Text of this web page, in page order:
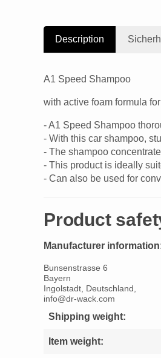
Description
A1 Speed Shampoo
with active foam formula
- A1 Speed Shampoo
- With this car shampoo,
- The shampoo
- This product is ideally
- Can also be used for
Product
Manufacturer
Bunsenstrasse 6
Bayern
Ingolstadt, Deutschland,
info@dr-wack.com
Shipping weight:
Item weight: